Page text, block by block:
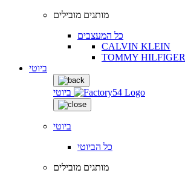
מותגים מובילים
כל המעצבים
CALVIN KLEIN
TOMMY HILFIGER
ביוטי
ביוטי
ביוטי
כל הביוטי
מותגים מובילים